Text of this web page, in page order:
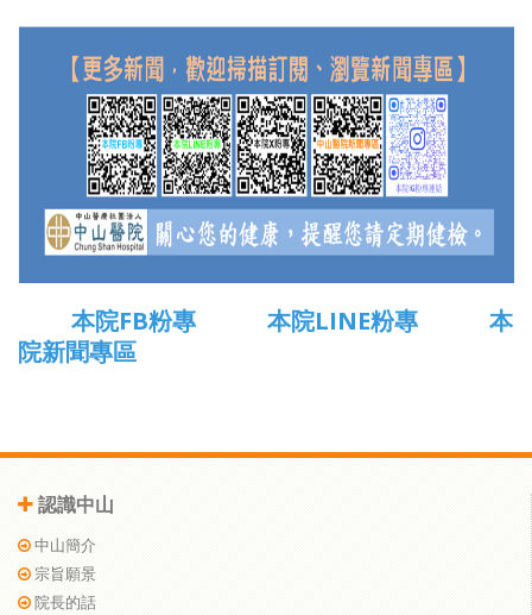
本院FB粉專 本院LINE粉專
本
院新聞專區
認識中山
中山簡介
宗旨願景
院長的話